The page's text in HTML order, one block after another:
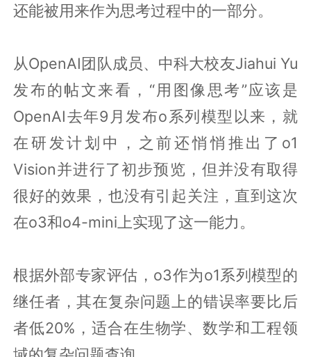
还能被用来作为思考过程中的一部分。
从OpenAI团队成员、中科大校友Jiahui Yu
发布的帖文来看，“用图像思考”应该是
OpenAI去年9月发布o系列模型以来，就
在研发计划中，之前还悄悄推出了o1
Vision并进行了初步预览，但并没有取得
很好的效果，也没有引起关注，直到这次
在o3和o4-mini上实现了这一能力。
根据外部专家评估，o3作为o1系列模型的
继任者，其在复杂问题上的错误率要比后
者低20%，适合在生物学、数学和工程领